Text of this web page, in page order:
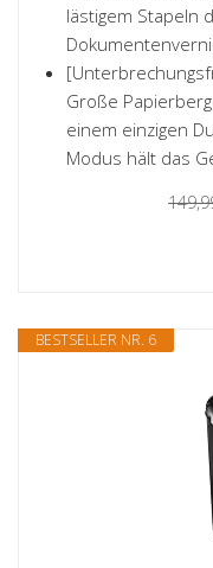
lästigem Stapeln
Große
einem einzigen
Modus hält das
BESTSELLER NR. 6